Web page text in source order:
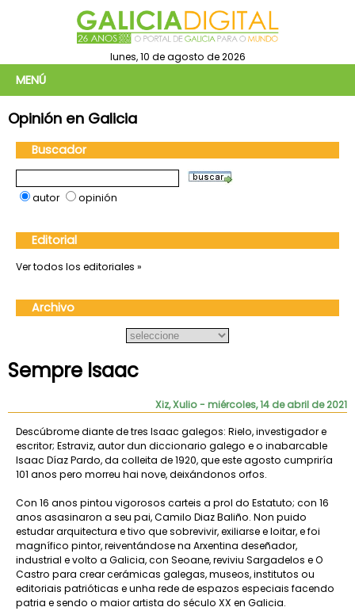
lunes, 10 de agosto de 2026
MENÚ
Opinión en Galicia
Buscador
autor opinión
Editorial
Ver todos los editoriales »
Archivo
Sempre Isaac
Xiz, Xulio- miércoles, 14 de abril de 2021
Descúbrome diante de tres Isaac galegos: Rielo, investigador e
escritor; Estraviz, autor dun diccionario galego e o inabarcable
Isaac Díaz Pardo, da colleita de 1920, que este agosto cumpriría
101 anos pero morreu hai nove, deixándonos orfos.
Con 16 anos pintou vigorosos carteis a prol do Estatuto; con 16
anos asasinaron a seu pai, Camilo Diaz Baliño. Non puido
estudar arquitectura e tivo que sobrevivir, exiliarse e loitar, e foi
magnífico pintor, reiventándose na Arxentina deseñador,
industrial e volto a Galicia, con Seoane, reviviu Sargadelos e O
Castro para crear cerámicas galegas, museos, institutos ou
editoriais patrióticas e unha rede de espazos especiais facendo
patria e sendo o maior artista do século XX en Galicia.